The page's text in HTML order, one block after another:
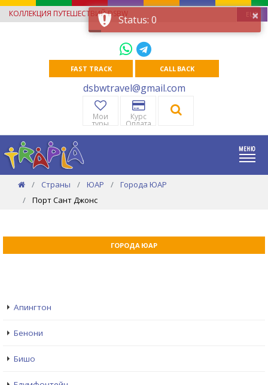
КОЛЛЕКЦИЯ ПУТЕШЕСТВИЙ DSBW EUR
FAST TRACK CALL BACK
dsbwtravel@gmail.com
Мои
туры
Курс
Оплата
Страны ЮАР
Города ЮАР
Порт Сант Джонс
ГОРОДА ЮАР
Апингтон
Бенони
Бишо
×
Status: 0